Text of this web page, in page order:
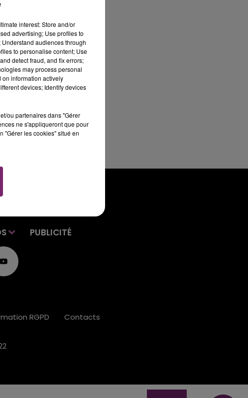
PUBLICITÉ
RGPD Contacts
interest: Store and/or
advertising; Use profiles to
audiences through
to personalise content; Use
detect fraud, and fix errors;
may process personal
on information actively
devices; Identify devices
ou partenaires dans "Gérer
ne s'appliqueront que pour
"Gérer les cookies" situé en